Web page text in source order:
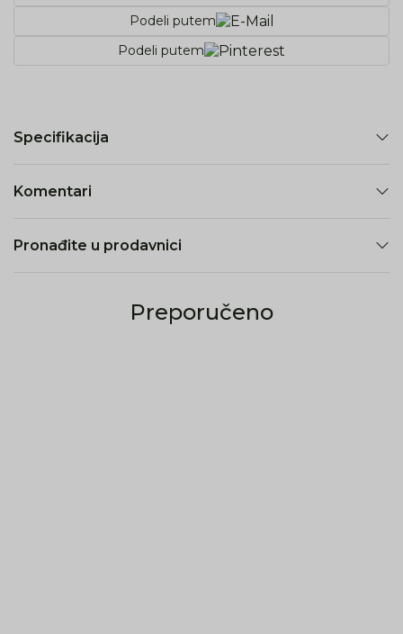
Podeli putem
Podeli putem
Specifikacija
Komentari
Pronađite u prodavnici
Preporučeno